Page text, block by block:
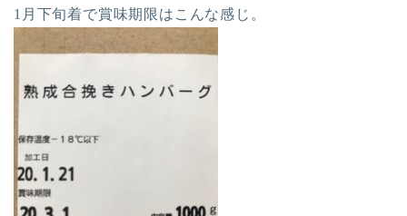
1月下旬着で賞味期限はこんな感じ。